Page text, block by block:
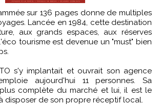
Lancée en 1984, cette destination
aux grands espaces, aux réserves
tourisme est devenue un "must" bien
s'y implantait et ouvrait son agence
aujourd'hui 11 personnes. Sa
complète du marché et lui, il est le
disposer de son propre réceptif local.